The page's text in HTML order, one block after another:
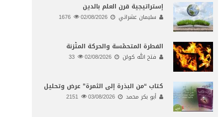
إستراتيجية قرن العلم بالدين
سليمان عشراتي 02/08/2026
الفطرة المتحمّسة والحركة المتّزنة
فتح الله كولن 02/08/2026
كتاب “من البذرة إلى الثمرة” عرض وتحليل
أبو بكر محمد 03/08/2026